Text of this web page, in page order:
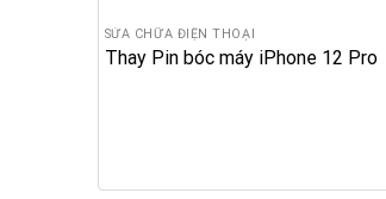
SỬA CHỮA ĐIỆN THOẠI
Thay Pin bóc máy iPhone 12 Pro